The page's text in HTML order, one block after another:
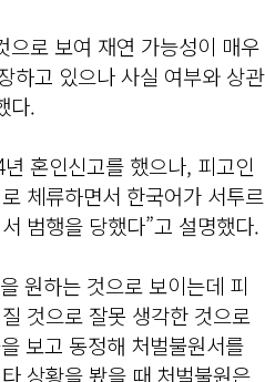
으로 보여 재연 가능성이 매우
하고 있으나 사실 여부와 상관
다.
혼인신고를 했으나, 피고인
체류하면서 한국어가 서투르
범행을 당했다”고 설명했다.
원하는 것으로 보이는데 피
것으로 잘못 생각한 것으로
보고 동정해 처벌불원서를
상황을 봤을 때 처벌불원은